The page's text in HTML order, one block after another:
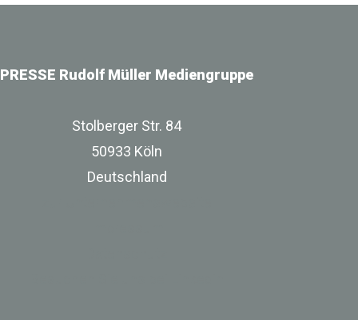
PRESSE Rudolf Müller Mediengruppe
Stolberger Str. 84
50933 Köln
Deutschland